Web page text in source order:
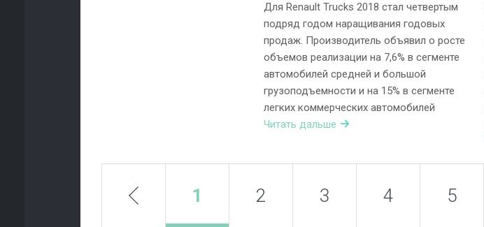
Для Renault Trucks 2018 стал четвертым
подряд годом наращивания годовых
продаж. Производитель объявил о росте
объемов реализации на 7,6% в сегменте
автомобилей средней и большой
грузоподъемности и на 15% в сегменте
легких коммерческих автомобилей
Читать дальше
prev 1 2 3 4 5